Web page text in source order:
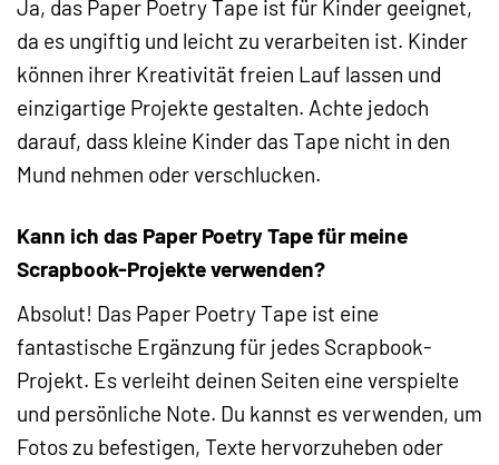
Ja, das Paper Poetry Tape ist für Kinder geeignet,
da es ungiftig und leicht zu verarbeiten ist. Kinder
können ihrer Kreativität freien Lauf lassen und
einzigartige Projekte gestalten. Achte jedoch
darauf, dass kleine Kinder das Tape nicht in den
Mund nehmen oder verschlucken.
Kann ich das Paper Poetry Tape für meine
Scrapbook-Projekte verwenden?
Absolut! Das Paper Poetry Tape ist eine
fantastische Ergänzung für jedes Scrapbook-
Projekt. Es verleiht deinen Seiten eine verspielte
und persönliche Note. Du kannst es verwenden, um
Fotos zu befestigen, Texte hervorzuheben oder